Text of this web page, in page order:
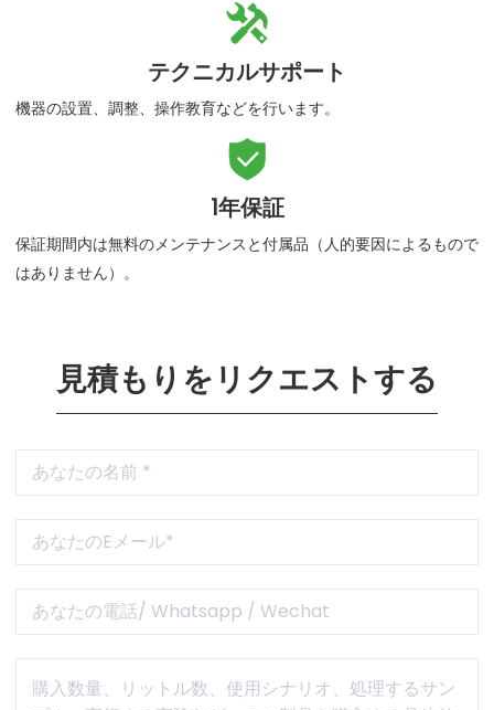

テクニカルサポート
機器の設置、調整、操作教育などを行います。

1年保証
保証期間内は無料のメンテナンスと付属品（人的要因によるもので
はありません）。
見積もりをリクエストする